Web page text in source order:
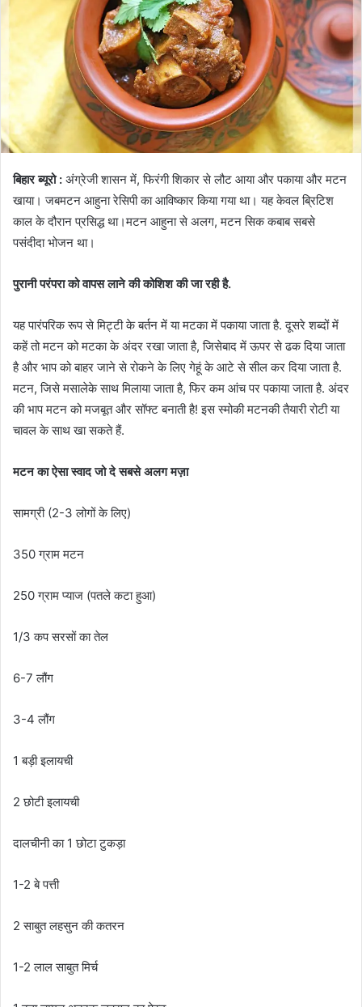
बिहार ब्यूरो: अंग्रेजी शासन में,फिरंगी शिकार से लौट आया और पकाया और मटन
खाया। जबमटन आहुना रेसिपी का आविष्कार किया गया था। यह केवल ब्रिटिश
काल के दौरान प्रसिद्ध था।मटन आहुना से अलग,मटन सिक कबाब सबसे
पसंदीदा भोजन था।
पुरानी परंपरा को वापस लाने की कोशिश की जा रही है.
यह पारंपरिक रूप से मिट्टी के बर्तन में या मटका में पकाया जाता है.दूसरे शब्दों में
कहें तो मटन को मटका के अंदर रखा जाता है,जिसेबाद में ऊपर से ढक दिया जाता
है और भाप को बाहर जाने से रोकने के लिए गेहूं के आटे से सील कर दिया जाता है.
मटन,जिसे मसालेके साथ मिलाया जाता है,फिर कम आंच पर पकाया जाता है. अंदर
की भाप मटन को मजबूत और सॉफ्ट बनाती है!इस स्मोकी मटनकी तैयारी रोटी या
चावल के साथ खा सकते हैं.
मटन का ऐसा स्वाद जो दे सबसे अलग मज़ा
सामग्री(2-3लोगों के लिए)
350ग्राम मटन
250ग्राम प्याज (पतले कटा हुआ)
1/3कप सरसों का तेल
6-7लौंग
3-4लौंग
1बड़ी इलायची
2छोटी इलायची
दालचीनी का1छोटा टुकड़ा
1-2बे पत्ती
2साबुत लहसुन की कतरन
1-2लाल साबुत मिर्च